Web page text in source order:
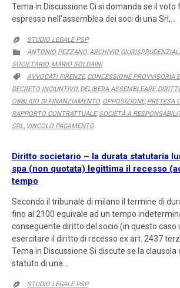
Tema in Discussione Ci si domanda se il voto
espresso nell’assemblea dei soci di una Srl,…

STUDIO LEGALE PSP

CATEGORY
ANTONIO PEZZANO ARCHIVIO
SOCIETARIO MARIO SOLDAINI

CATEGORY
AVVOCATI FIRENZE, CONCESSIONE PROVVISORIA
DECRETO INGIUNTIVO DELIBERA ASSEMBLEARE,
OBBLIGO DI FINANZIAMENTO OPPOSIZIONE, PRETESA
RAPPORTO CONTRATTUALE, SOCIETÀ A
SRL VINCOLO PAGAMENTO
Diritto societario – la durata statutaria
spa (non quotata) legittima il recesso
tempo
Secondo il tribunale di milano il termine di
fino al 2100 equivale ad un tempo
conseguente diritto del socio (in questo caso
esercitare il diritto di recesso ex art. 2437
Tema in Discussione Si discute se la
statuto di una…

STUDIO LEGALE PSP